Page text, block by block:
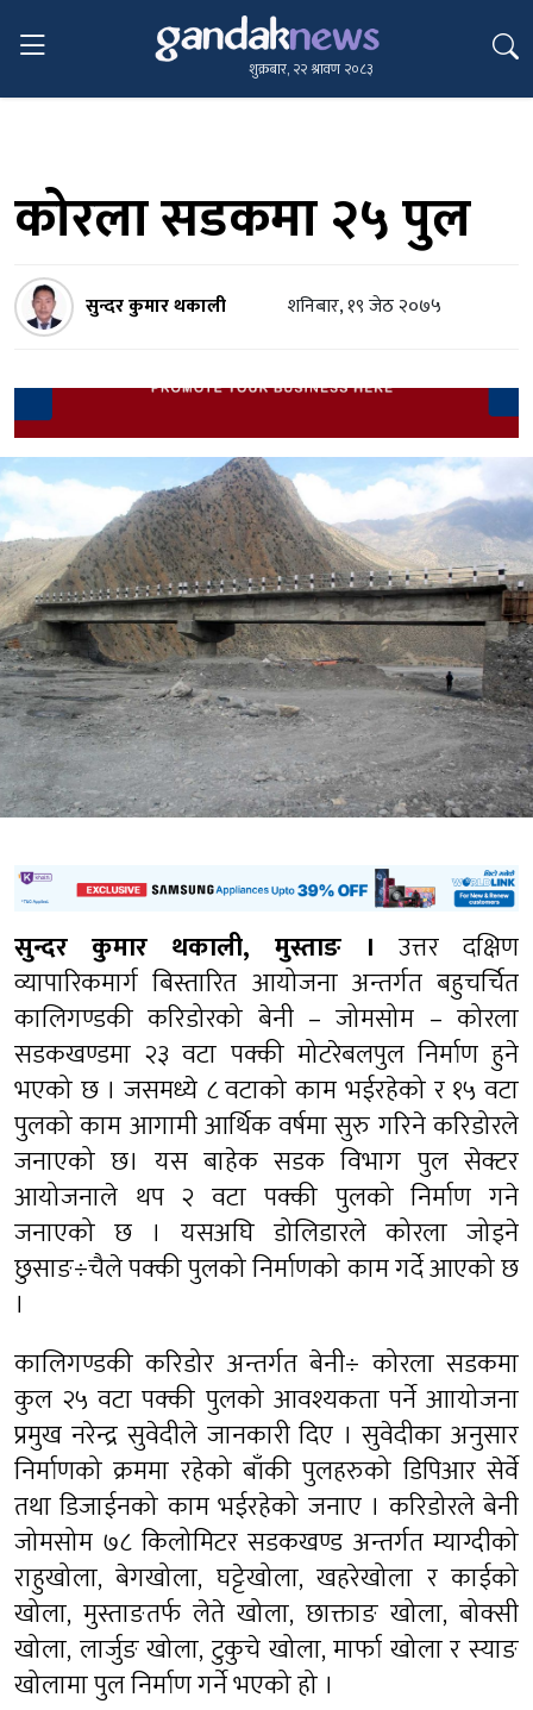
शुक्रबार, २२ श्रावण २०८३
कोरला सडकमा २५ पुल
सुन्दर कुमार थकाली शनिबार, १९ जेठ २०७५
सुन्दर कुमार थकाली, मुस्ताङ । उत्तर दक्षिण
व्यापारिकमार्ग बिस्तारित आयोजना अन्तर्गत बहुचर्चित
कालिगण्डकी करिडोरको बेनी – जोमसोम – कोरला
सडकखण्डमा २३ वटा पक्की मोटरेबलपुल निर्माण हुने
भएको छ । जसमध्ये ८ वटाको काम भईरहेको र १५ वटा
पुलको काम आगामी आर्थिक वर्षमा सुरु गरिने करिडोरले
जनाएको छ। यस बाहेक सडक विभाग पुल सेक्टर
आयोजनाले थप २ वटा पक्की पुलको निर्माण गने
जनाएको छ । यसअघि डोलिडारले कोरला जोड्ने
छुसाङ÷चैले पक्की पुलको निर्माणको काम गर्दे आएको छ
।
कालिगण्डकी करिडोर अन्तर्गत बेनी÷ कोरला सडकमा
कुल २५ वटा पक्की पुलको आवश्यकता पर्ने आायोजना
प्रमुख नरेन्द्र सुवेदीले जानकारी दिए । सुवेदीका अनुसार
निर्माणको क्रममा रहेको बाँकी पुलहरुको डिपिआर सेर्वे
तथा डिजाईनको काम भईरहेको जनाए । करिडोरले बेनी
जोमसोम ७८ किलोमिटर सडकखण्ड अन्तर्गत म्याग्दीको
राहुखोला, बेगखोला, घट्टेखोला, खहरेखोला र काईको
खोला, मुस्ताङतर्फ लेते खोला, छाक्ताङ खोला, बोक्सी
खोला, लार्जुङ खोला, टुकुचे खोला, मार्फा खोला र स्याङ
खोलामा पुल निर्माण गर्ने भएको हो ।